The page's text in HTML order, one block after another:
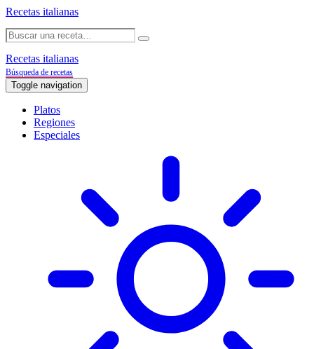
Recetas italianas
Recetas italianas
Búsqueda de recetas
Toggle navigation
Platos
Regiones
Especiales